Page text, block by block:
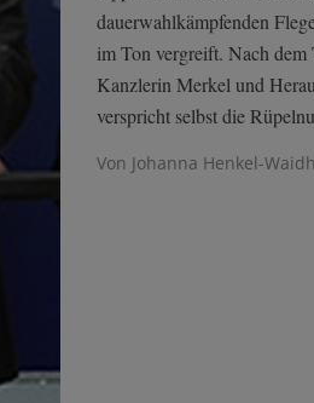
dauerwahlkämpfenden
im Ton vergreift. Nach
Kanzlerin Merkel und
verspricht selbst die
Von Johanna Henkel-